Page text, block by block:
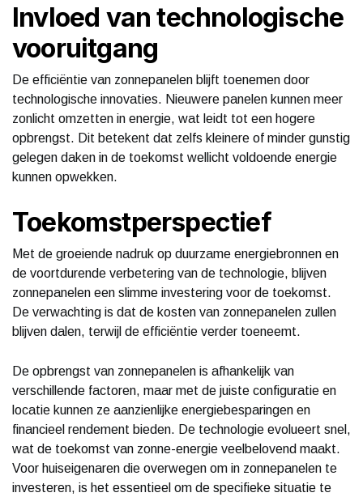
Invloed van technologische
vooruitgang
De efficiëntie van zonnepanelen blijft toenemen door
technologische innovaties. Nieuwere panelen kunnen meer
zonlicht omzetten in energie, wat leidt tot een hogere
opbrengst. Dit betekent dat zelfs kleinere of minder gunstig
gelegen daken in de toekomst wellicht voldoende energie
kunnen opwekken.
Toekomstperspectief
Met de groeiende nadruk op duurzame energiebronnen en
de voortdurende verbetering van de technologie, blijven
zonnepanelen een slimme investering voor de toekomst.
De verwachting is dat de kosten van zonnepanelen zullen
blijven dalen, terwijl de efficiëntie verder toeneemt.
De opbrengst van zonnepanelen is afhankelijk van
verschillende factoren, maar met de juiste configuratie en
locatie kunnen ze aanzienlijke energiebesparingen en
financieel rendement bieden. De technologie evolueert snel,
wat de toekomst van zonne-energie veelbelovend maakt.
Voor huiseigenaren die overwegen om in zonnepanelen te
investeren, is het essentieel om de specifieke situatie te